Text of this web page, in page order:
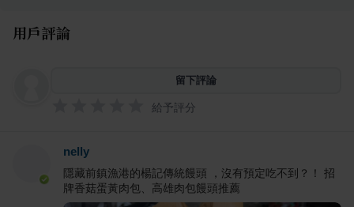
用戶評論
留下評論
給予評分
nelly
隱藏前鎮漁港的楊記傳統饅頭 ，沒有預定吃不到？！ 招
牌香菇蛋黃肉包、高雄肉包饅頭推薦